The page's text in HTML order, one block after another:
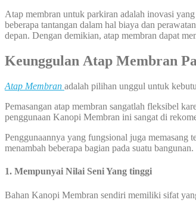
Atap membran untuk parkiran adalah inovasi
beberapa tantangan dalam hal biaya dan
depan. Dengan demikian, atap membran dapat
Keunggulan Atap Membran
Atap Membran adalah pilihan unggul untuk
Pemasangan atap membran sangatlah fleksibel
penggunaan Kanopi Membran ini sangat di
Penggunaannya yang fungsional juga memasang
menambah beberapa bagian pada suatu bangunan.
1. Mempunyai Nilai Seni Yang tinggi
Bahan Kanopi Membran sendiri memiliki sifat